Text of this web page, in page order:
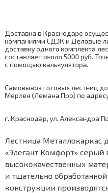
Доставка в Краснодаре
компаниями СДЭК и Деловые
доставку одного комплекта
составляет около 5000 руб.
с помощью калькулятора.
Самовывоз готовых лестниц
Мерлен (Лемана Про) по
г. Краснодар, ул. Александра
Лестница Металлокаркас
«Элегант Комфорт» серый
высококачественных
и тщательно
конструкции